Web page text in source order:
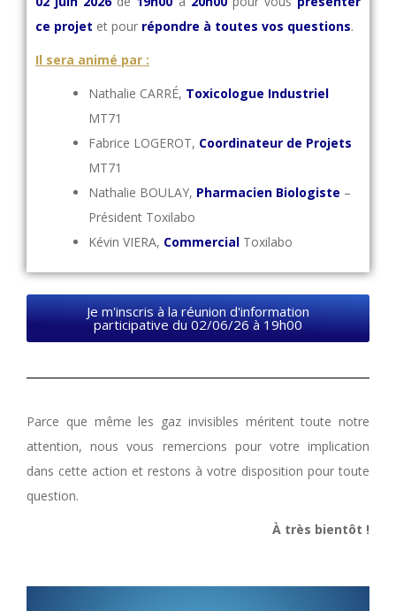
ce projet et pour répondre à toutes vos questions.
Il sera animé par :
Nathalie CARRÉ, Toxicologue Industriel
MT71
Fabrice LOGEROT, Coordinateur de Projets
MT71
Nathalie BOULAY, Pharmacien Biologiste –
Président Toxilabo
Kévin VIERA, Commercial Toxilabo
Je m'inscris à la réunion d'information
participative du 02/06/26 à 19h00
Parce que même les gaz invisibles méritent toute notre
attention, nous vous remercions pour votre implication
dans cette action et restons à votre disposition pour toute
question.
À très bientôt !